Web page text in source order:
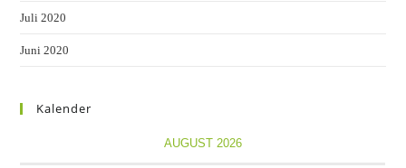
Juli 2020
Juni 2020
Kalender
AUGUST 2026